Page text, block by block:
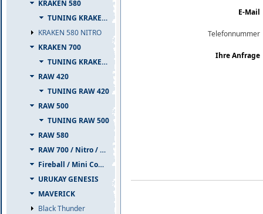
KRAKEN 580
TUNING KRAKEN 580
KRAKEN 580 NITRO
KRAKEN 700
TUNING KRAKEN 700
RAW 420
TUNING RAW 420
RAW 500
TUNING RAW 500
RAW 580
RAW 700 / Nitro / PIUMA
Fireball / Mini Comet
URUKAY GENESIS
MAVERICK
Black Thunder
E-Mail
Telefonnummer
Ihre Anfrage